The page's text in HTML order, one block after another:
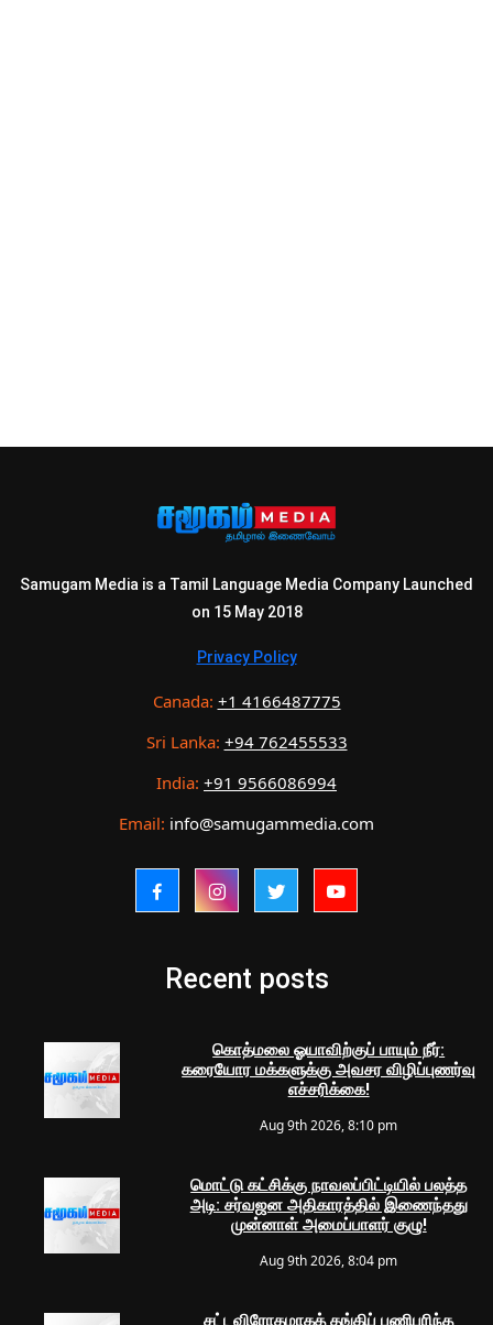
Samugam Media is a Tamil Language Media Company Launched
on 15 May 2018
Privacy Policy
Canada: +1 4166487775
Sri Lanka: +94 762455533
India: +91 9566086994
Email: info@samugammedia.com
Recent posts
கொத்மலை ஓயாவிற்குப் பாயும் நீர்:
கரையோர மக்களுக்கு அவசர விழிப்புணர்வு
எச்சரிக்கை!
Aug 9th 2026, 8:10 pm
மொட்டு கட்சிக்கு நாவலப்பிட்டியில் பலத்த
அடி: சர்வஜன அதிகாரத்தில் இணைந்தது
முன்னாள் அமைப்பாளர் குழு!
Aug 9th 2026, 8:04 pm
சட்டவிரோதமாகத் தங்கிப் பணிபுரிந்த